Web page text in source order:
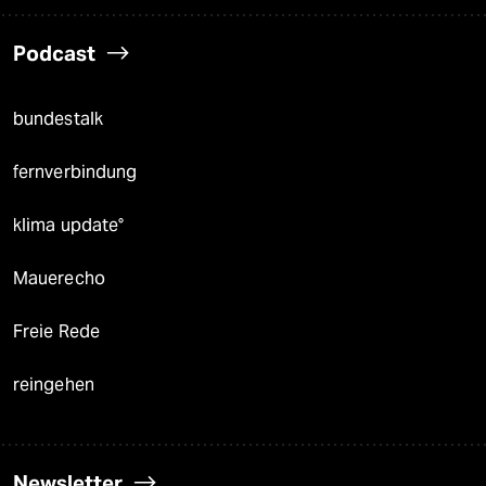
Podcast
bundestalk
fernverbindung
klima update°
Mauerecho
Freie Rede
reingehen